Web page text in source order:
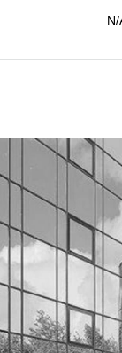
N/